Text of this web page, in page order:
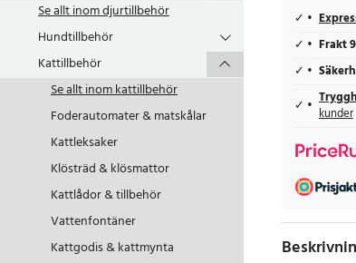
Se allt inomdjurtillbehör
Hundtillbehör
Kattillbehör
Se allt inomkattillbehör
Foderautomater & matskålar
Kattleksaker
Klösträd & klösmattor
Kattlådor & tillbehör
Vattenfontäner
Kattgodis & kattmynta
Frakt
kunder